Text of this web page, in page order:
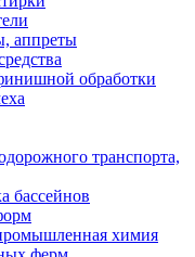
аппреты
обработки
транспорта,
бассейнов
химия